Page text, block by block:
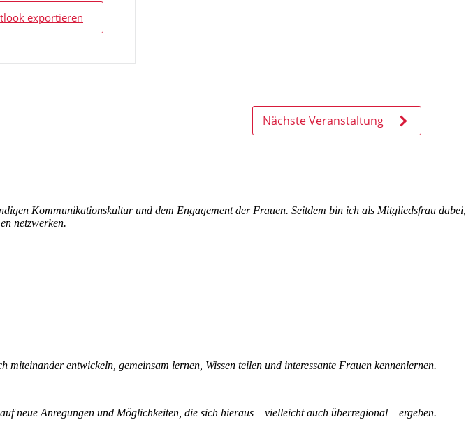
exportieren
Nächste Veranstaltung
Kommunikationskultur und dem Engagement der Frauen. Seitdem bin ich als Mitgliedsfrau dabei,
netzwerken.
entwickeln, gemeinsam lernen, Wissen teilen und interessante Frauen kennenlernen.
neue Anregungen und Möglichkeiten, die sich hieraus – vielleicht auch überregional – ergeben.